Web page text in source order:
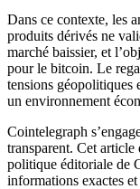
Dans ce contexte, les
produits dérivés ne
marché baissier, et
pour le bitcoin. Le
tensions géopolitiques
un environnement
Cointelegraph
transparent. Cet article
politique éditoriale de
informations exactes